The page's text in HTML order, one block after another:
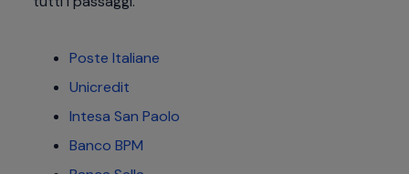
Poste Italiane
Unicredit
Intesa San Paolo
Banco BPM